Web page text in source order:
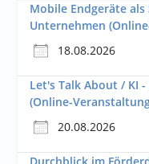
Mobile Endgeräte
Unternehmen
18.08.2026
Let's Talk About / KI
(Online-
20.08.2026